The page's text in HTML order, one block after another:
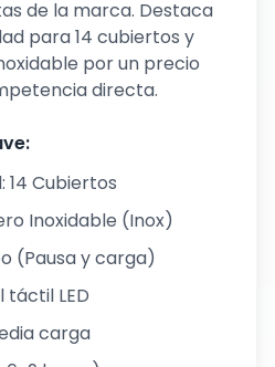
de la marca. Destaca
para 14 cubiertos y
por un precio
directa.
14 Cubiertos
Inoxidable (Inox)
(Pausa y carga)
táctil LED
carga